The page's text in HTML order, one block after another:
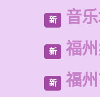
新 音
新 福
新 福